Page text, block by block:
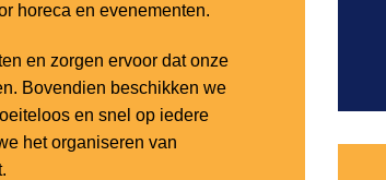
horeca en evenementen.
en zorgen ervoor dat onze
Bovendien beschikken we
en snel op iedere
het organiseren van